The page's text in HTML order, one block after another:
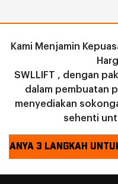
Kami Menjamin
SWLLIFT , dengan
dalam pembuatan
menyediakan
sehenti
HANYA 3 LANGKAH